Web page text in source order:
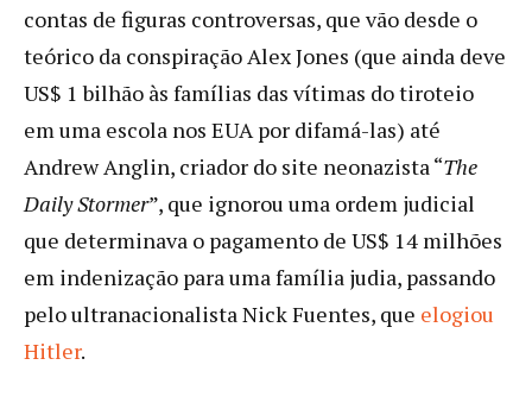
contas de figuras controversas, que vão desde o
teórico da conspiração Alex Jones (que ainda deve
US$ 1 bilhão às famílias das vítimas do tiroteio
em uma escola nos EUA por difamá-las) até
Andrew Anglin, criador do site neonazista “The
Daily Stormer”, que ignorou uma ordem judicial
que determinava o pagamento de US$ 14 milhões
em indenização para uma família judia, passando
pelo ultranacionalista Nick Fuentes, que elogiou
Hitler.